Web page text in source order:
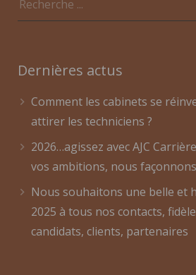
Dernières actus
Comment les cabinets se
attirer les techniciens ?
2026…agissez avec AJC
vos ambitions, nous
Nous souhaitons une belle et
2025 à tous nos contacts,
candidats, clients, partenaires